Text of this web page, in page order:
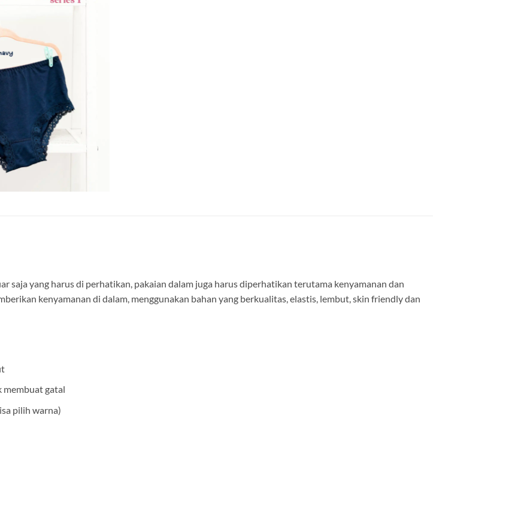
saja yang harus di perhatikan, pakaian dalam juga harus diperhatikan terutama kenyamanan dan
kenyamanan di dalam, menggunakan bahan yang berkualitas, elastis, lembut, skin friendly dan
membuat gatal
pilih warna)